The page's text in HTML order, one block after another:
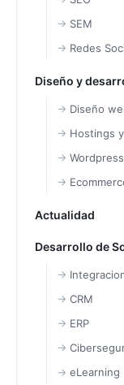
SEM
Redes
Diseño y
Diseño
Hostings
Wordpress
Actualidad
Desarrollo de
CRM
ERP
eLearning